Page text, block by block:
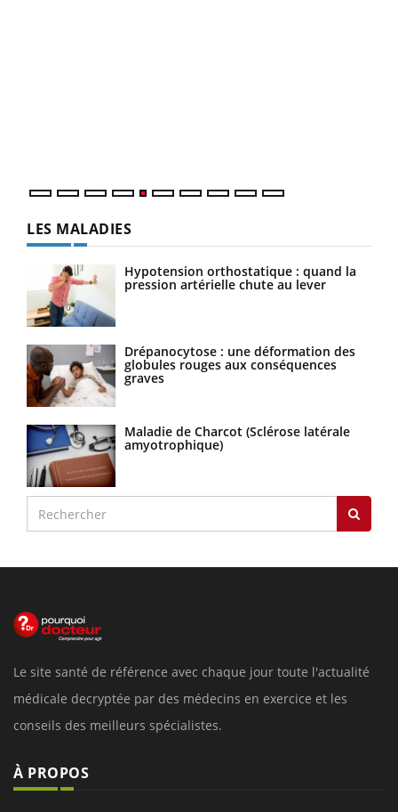
LES MALADIES
Hypotension orthostatique : quand la
pression artérielle chute au lever
Drépanocytose : une déformation des
globules rouges aux conséquences
graves
Maladie de Charcot (Sclérose latérale
amyotrophique)
Le site santé de référence avec chaque jour toute l'actualité
médicale decryptée par des médecins en exercice et les
conseils des meilleurs spécialistes.
À PROPOS